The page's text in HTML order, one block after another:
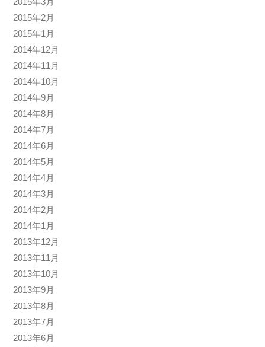
2015年2月
2015年1月
2014年12月
2014年11月
2014年10月
2014年9月
2014年8月
2014年7月
2014年6月
2014年5月
2014年4月
2014年3月
2014年2月
2014年1月
2013年12月
2013年11月
2013年10月
2013年9月
2013年8月
2013年7月
2013年6月